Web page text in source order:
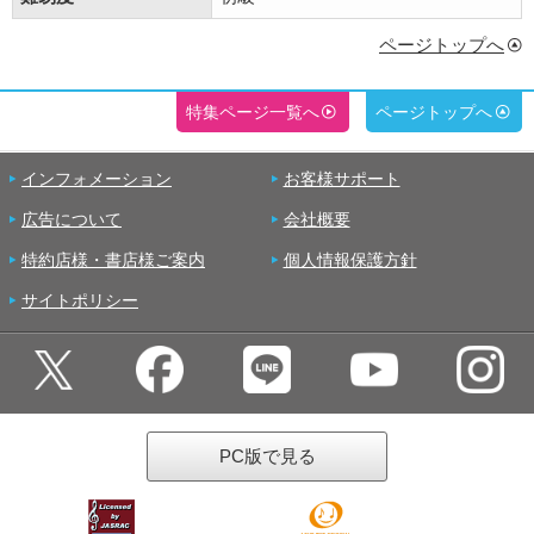
ページトップへ
特集ページ一覧へ ページトップへ
インフォメーション お客様サポート
広告について 会社概要
特約店様・書店様ご案内 個人情報保護方針
サイトポリシー
PC版で見る